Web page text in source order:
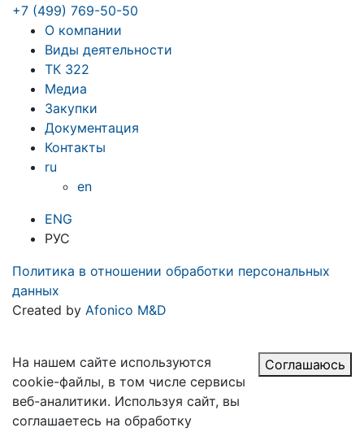
+7 (499) 769-50-50
О компании
Виды деятельности
ТК 322
Медиа
Закупки
Документация
Контакты
ru
en
ENG
РУС
Политика в отношении обработки персональных
данных
Created by Afonico M&D
На нашем сайте используются
cookie-файлы, в том числе сервисы
веб-аналитики. Используя сайт, вы
соглашаетесь на обработку
Соглашаюсь